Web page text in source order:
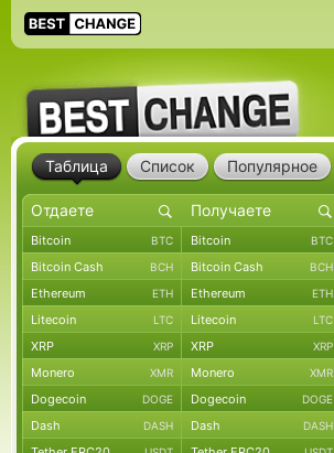
Таблица Список Популярное
Bitcoin BTC Bitcoin BTC
Bitcoin Cash BCH Bitcoin Cash BCH
Ethereum ETH Ethereum ETH
Litecoin LTC Litecoin LTC
XRP XRP XRP XRP
Monero XMR Monero XMR
Dogecoin DOGE Dogecoin DOGE
Dash DASH Dash DASH